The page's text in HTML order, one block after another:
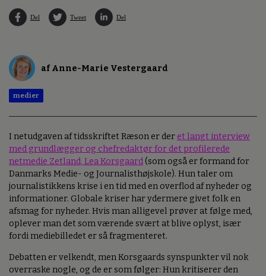
Del Tweet Del
af Anne-Marie Vestergaard
medier
I netudgaven af tidsskriftet Ræson er der et langt interview
med grundlægger og chefredaktør for det profilerede
netmedie Zetland, Lea Korsgaard (som også er formand for
Danmarks Medie- og Journalisthøjskole). Hun taler om
journalistikkens krise i en tid med en overflod af nyheder og
informationer. Globale kriser har ydermere givet folk en
afsmag for nyheder. Hvis man alligevel prøver at følge med,
oplever man det som værende svært at blive oplyst, især
fordi mediebilledet er så fragmenteret.
Debatten er velkendt, men Korsgaards synspunkter vil nok
overraske nogle, og de er som følger: Hun kritiserer den